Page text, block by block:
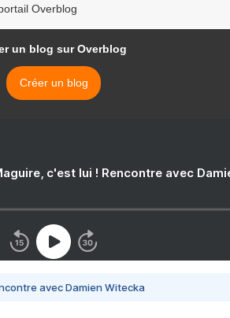
Overblog
un blog sur Overblog
Créer un blog
c'est lui ! Rencontre avec
avec Damien Witecka